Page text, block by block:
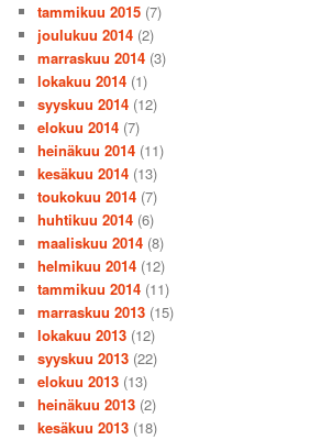
tammikuu 2015 (7)
joulukuu 2014 (2)
marraskuu 2014 (3)
lokakuu 2014 (1)
syyskuu 2014 (12)
elokuu 2014 (7)
heinäkuu 2014 (11)
kesäkuu 2014 (13)
toukokuu 2014 (7)
huhtikuu 2014 (6)
maaliskuu 2014 (8)
helmikuu 2014 (12)
tammikuu 2014 (11)
marraskuu 2013 (15)
lokakuu 2013 (12)
syyskuu 2013 (22)
elokuu 2013 (13)
heinäkuu 2013 (2)
kesäkuu 2013 (18)